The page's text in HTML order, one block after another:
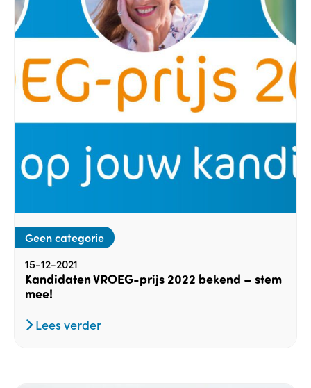
Geen categorie
15-12-2021
Kandidaten VROEG-prijs 2022 bekend – stem
mee!
Lees verder